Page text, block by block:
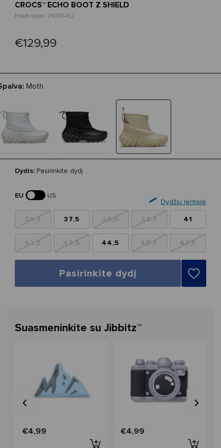
CROCS™ ECHO BOOT Z SHIELD
Prekės kodas: 210315-0LJ
€129,99
Moth
Dydis: Pasirinkite dydį
EU
US
Dydžių lentelė
36,5 37,5 38,5 39,5 41
42,5 43,5 44,5 45,5 47,5
Pasirinkite dydį
Suasmeninkite su Jibbitz™
€4,99 €4,99
‹ ›